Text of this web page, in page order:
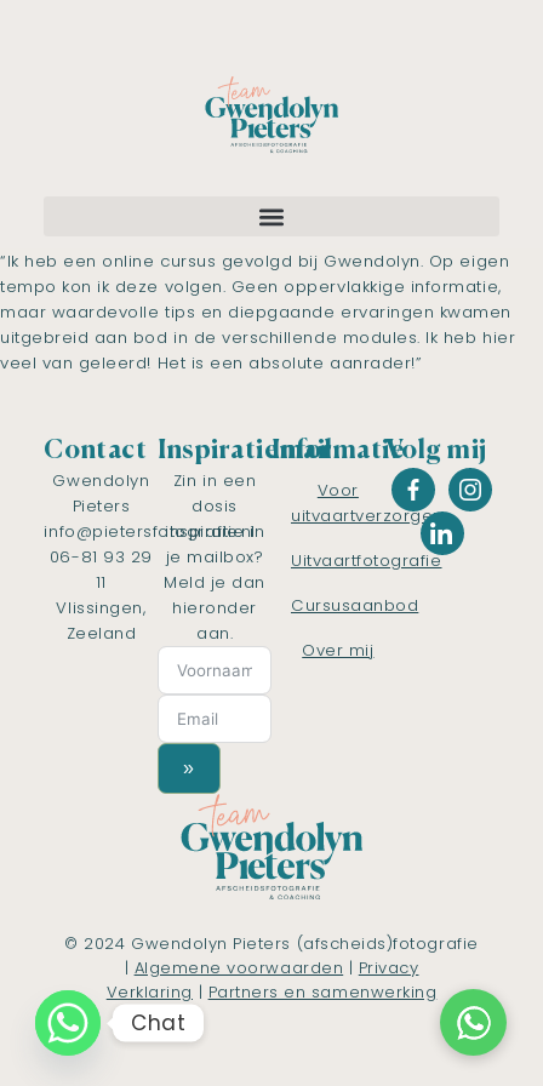
“Ik heb een online cursus gevolgd bij Gwendolyn. Op eigen
tempo kon ik deze volgen. Geen oppervlakkige informatie,
maar waardevolle tips en diepgaande ervaringen kwamen
uitgebreid aan bod in de verschillende modules. Ik heb hier
veel van geleerd! Het is een absolute aanrader!”
Contact
Gwendolyn
Pieters
info@pietersfotografie.nl
06-81 93 29
11
Vlissingen,
Zeeland
Inspiratiemail
Zin in een
dosis
inspiratie in
je mailbox?
Meld je dan
hieronder
aan.
»
Informatie
Voor
uitvaartverzorgers
Uitvaartfotografie
Cursusaanbod
Over mij
Volg mij
© 2024 Gwendolyn Pieters (afscheids)fotografie
| Algemene voorwaarden | Privacy
Verklaring | Partners en samenwerking
Chat